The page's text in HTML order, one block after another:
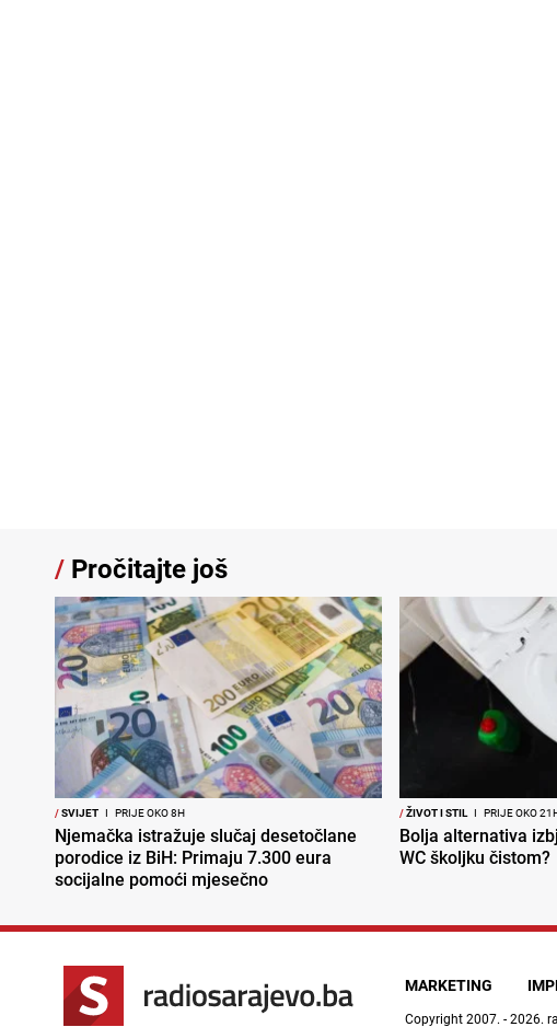
/ Pročitajte još
/SVIJET I PRIJE OKO 8H
Njemačka istražuje slučaj desetočlane
porodice iz BiH: Primaju 7.300 eura
socijalne pomoći mjesečno
/ŽIVOT I STIL I PRIJE OKO
Bolja alternativa
WC školjku čistom?
MARKETING
Copyright 2007. - 2026.